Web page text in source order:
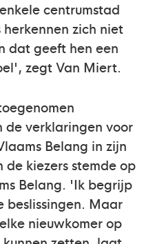
centrumstad
zich niet
dat geeft hen een
zegt Van Miert.
de verklaringen voor
Belang in zijn
kiezers stemde op
Belang. 'Ik begrijp
beslissingen. Maar
nieuwkomer op